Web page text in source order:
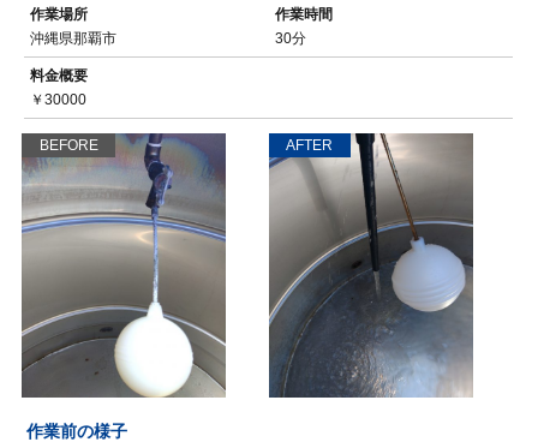
作業場所
沖縄県那覇市
作業時間
30分
料金概要
￥30000
BEFORE AFTER
作業前の様子